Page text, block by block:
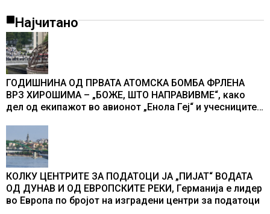
Најчитано
ГОДИШНИНА ОД ПРВАТА АТОМСКА БОМБА ФРЛЕНА
ВРЗ ХИРОШИМА – „БОЖЕ, ШТО НАПРАВИВМЕ“, како
дел од екипажот во авионот „Енола Геј“ и учесниците
промени текот на историјата
КОЛКУ ЦЕНТРИТЕ ЗА ПОДАТОЦИ ЈА „ПИЈАТ“ ВОДАТА
ОД ДУНАВ И ОД ЕВРОПСКИТЕ РЕКИ, Германија е лидер
во Европа по бројот на изградени центри за податоци